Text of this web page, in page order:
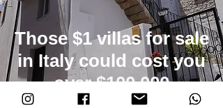
Those $1 villas for sale
in Italy could cost you
over $100,000